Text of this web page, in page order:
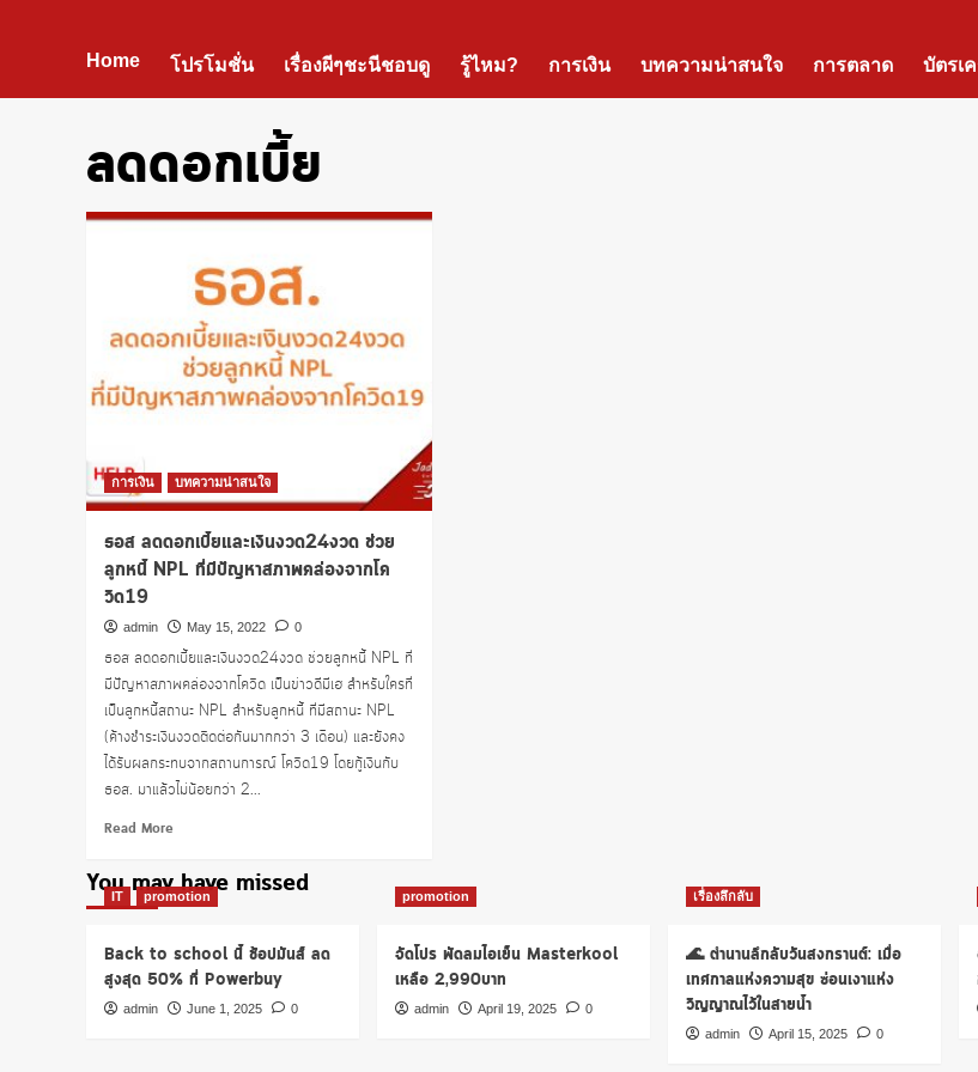
Home โปรโมชั่น เรื่องผีๆชะนีชอบดู รู้ไหม? การเงิน บทความน่าสนใจ การตลาด บัตรเ
ลดดอกเบี้ย
การเงิน บทความน่าสนใจ
ธอส ลดดอกเบี้ยและเงินงวด24งวด ช่วย
ลูกหนี้ NPL ที่มีปัญหาสภาพคล่องจากโค
วิด19
admin May 15, 2022 0
ธอส ลดดอกเบี้ยและเงินงวด24งวด ช่วยลูกหนี้ NPL ที่
มีปัญหาสภาพคล่องจากโควิด เป็นข่าวดีมีเฮ สำหรับใครที่
เป็นลูกหนี้สถานะ NPL สำหรับลูกหนี้ ที่มีสถานะ NPL
(ค้างชำระเงินงวดติดต่อกันมากกว่า 3 เดือน) และยังคง
ได้รับผลกระทบจากสถานการณ์ โควิด19 โดยกู้เงินกับ
ธอส. มาแล้วไม่น้อยกว่า 2...
Read More
about
ธอส
และ
เงิน
งวด24งวด
You may have missed
IT promotion
Back to school นี้ ช้อปมันส์ ลด
สูงสุด 50% ที่ Powerbuy
admin June 1, 2025 0
promotion
จัดโปร พัดลมไอเย็น Masterkool
เหลือ 2,990บาท
admin April 19, 2025 0
เรื่องลึกลับ
🌊 ตำนานลึกลับวันสงกรานต์: เมื่อ
เทศกาลแห่งความสุข ซ่อนเงาแห่ง
วิญญาณไว้ในสายน้ำ
admin April 15, 2025 0